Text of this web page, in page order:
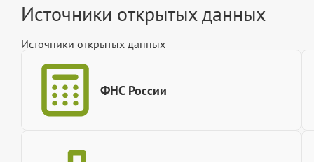
Источники открытых данных
Источники открытых данных
ФНС России